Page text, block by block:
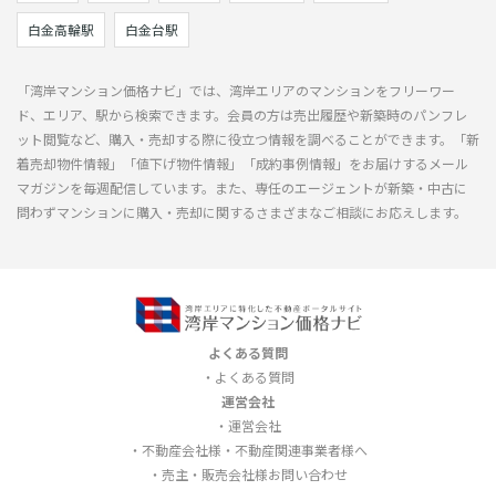
白金高輪駅 白金台駅
「湾岸マンション価格ナビ」では、湾岸エリアのマンションをフリーワー
ド、エリア、駅から検索できます。会員の方は売出履歴や新築時のパンフレ
ット閲覧など、購入・売却する際に役立つ情報を調べることができます。「新
着売却物件情報」「値下げ物件情報」「成約事例情報」をお届けするメール
マガジンを毎週配信しています。また、専任のエージェントが新築・中古に
問わずマンションに購入・売却に関するさまざまなご相談にお応えします。
よくある質問
よくある質問
運営会社
運営会社
不動産会社様・不動産関連事業者様へ
売主・販売会社様お問い合わせ